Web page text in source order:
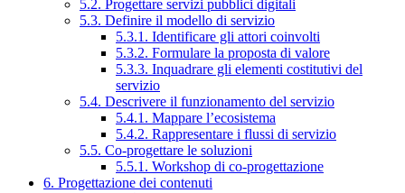
5.2. Progettare servizi pubblici digitali
5.3. Definire il modello di servizio
5.3.1. Identificare gli attori coinvolti
5.3.2. Formulare la proposta di valore
5.3.3. Inquadrare gli elementi costitutivi del
servizio
5.4. Descrivere il funzionamento del servizio
5.4.1. Mappare l’ecosistema
5.4.2. Rappresentare i flussi di servizio
5.5. Co-progettare le soluzioni
5.5.1. Workshop di co-progettazione
6. Progettazione dei contenuti